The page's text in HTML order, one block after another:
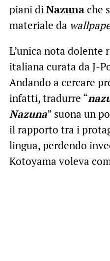
piani diNazunache
materiale da
L’unica nota dolente
italiana curata da J-
Andando a cercare
infatti, tradurre “
Nazuna” suona un
il rapporto tra i
lingua, perdendo
Kotoyama voleva